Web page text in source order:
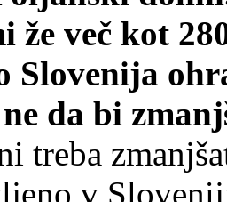
že več kot
Slovenija
da bi
treba
v